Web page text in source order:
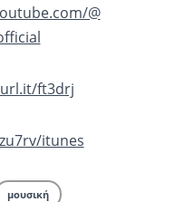
@
ft3drj
itunes
μουσική